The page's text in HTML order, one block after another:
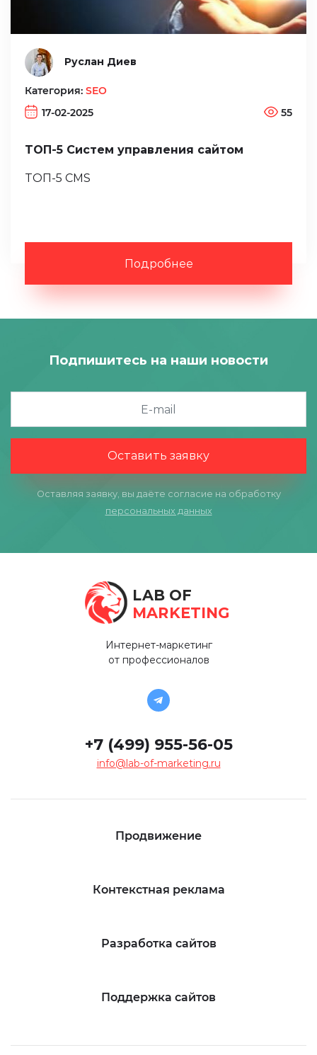
Руслан Диев
Категория: SEO
17-02-2025
55
ТОП-5 Систем управления сайтом
ТОП-5 CMS
Подробнее
Подпишитесь на наши новости
Оставить заявку
Оставляя заявку, вы даёте согласие на обработку
персональных данных
LAB OF
MARKETING
Интернет-маркетинг
от профессионалов
+7 (499) 955-56-05
info@lab-of-marketing.ru
Продвижение
Контекстная реклама
Разработка сайтов
Поддержка сайтов